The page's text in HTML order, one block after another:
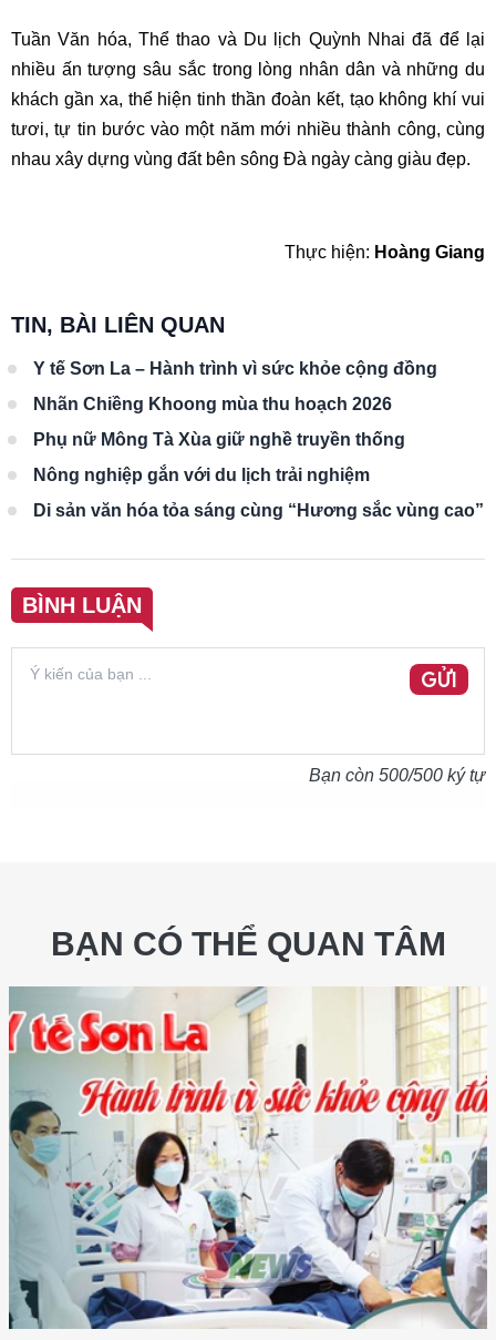
Tuần Văn hóa, Thể thao và Du lịch Quỳnh Nhai đã để lại
nhiều ấn tượng sâu sắc trong lòng nhân dân và những du
khách gần xa, thể hiện tinh thần đoàn kết, tạo không khí vui
tươi, tự tin bước vào một năm mới nhiều thành công, cùng
nhau xây dựng vùng đất bên sông Đà ngày càng giàu đẹp.
Thực hiện: Hoàng Giang
TIN, BÀI LIÊN QUAN
Y tế Sơn La – Hành trình vì sức khỏe cộng đồng
Nhãn Chiềng Khoong mùa thu hoạch 2026
Phụ nữ Mông Tà Xùa giữ nghề truyền thống
Nông nghiệp gắn với du lịch trải nghiệm
Di sản văn hóa tỏa sáng cùng “Hương sắc vùng cao”
BÌNH LUẬN
GỬI
Bạn còn 500/500 ký tự
BẠN CÓ THỂ QUAN TÂM